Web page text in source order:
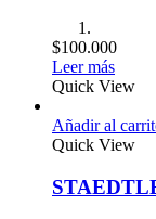
$100.000
Leer más
Quick View
Añadir al
Quick View